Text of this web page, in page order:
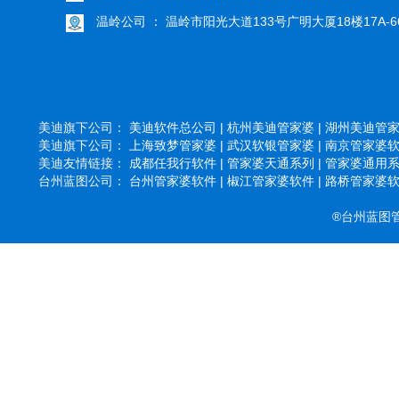
温岭公司 ： 温岭市阳光大道133号广明大厦18楼17A-
美迪旗下公司： 美迪软件总公司 | 杭州美迪管家婆 | 湖州美迪管
美迪旗下公司：
上海致梦管家婆 | 武汉软银管家婆 | 南京管家婆
美迪友情链接： 成都任我行软件 | 管家婆天通系列 | 管家婆通用
台州蓝图公司： 台州管家婆软件 | 椒江管家婆软件 | 路桥管家婆
®台州蓝图